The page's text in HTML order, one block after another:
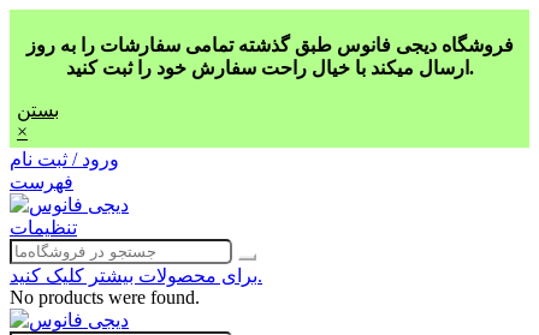
فروشگاه دیجی فانوس طبق گذشته تمامی سفارشات را به روز
ارسال میکند با خیال راحت سفارش خود را ثبت کنید.
بستن
×
ورود / ثبت نام
فهرست
تنظیمات
برای محصولات بیشتر کلیک کنید.
No products were found.